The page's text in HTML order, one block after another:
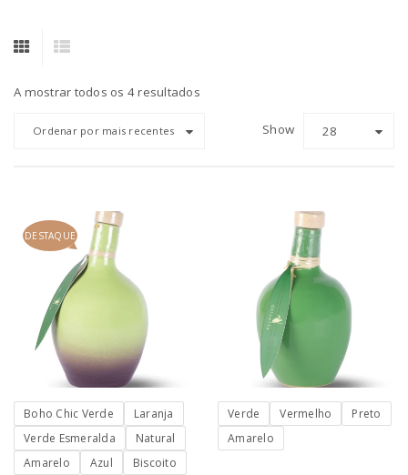
A mostrar todos os 4 resultados
Ordenar por mais recentes Show 28
DESTAQUE
Boho Chic Verde
Laranja
Verde Esmeralda
Natural
Amarelo
Azul Biscoito
Verde Vermelho
Preto
Amarelo